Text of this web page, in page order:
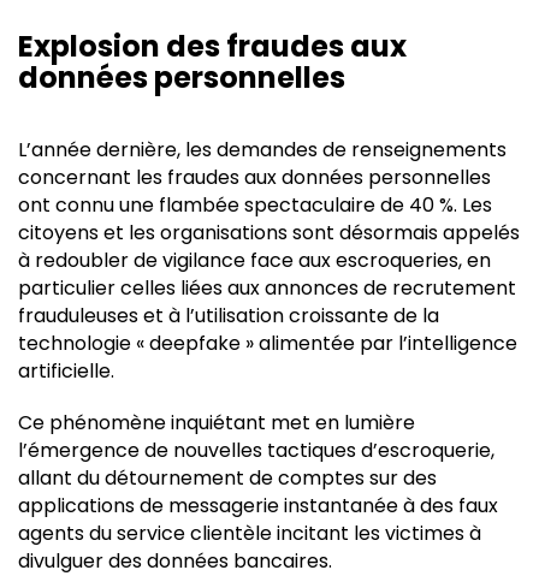
Explosion des fraudes aux
données personnelles
L’année dernière, les demandes de renseignements
concernant les fraudes aux données personnelles
ont connu une flambée spectaculaire de 40 %. Les
citoyens et les organisations sont désormais appelés
à redoubler de vigilance face aux escroqueries, en
particulier celles liées aux annonces de recrutement
frauduleuses et à l’utilisation croissante de la
technologie « deepfake » alimentée par l’intelligence
artificielle.
Ce phénomène inquiétant met en lumière
l’émergence de nouvelles tactiques d’escroquerie,
allant du détournement de comptes sur des
applications de messagerie instantanée à des faux
agents du service clientèle incitant les victimes à
divulguer des données bancaires.